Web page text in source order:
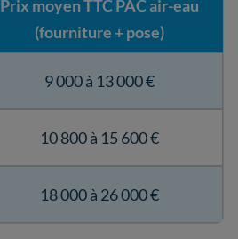
Prix moyen TTC PAC air-eau
(fourniture + pose)
9 000 à 13 000 €
10 800 à 15 600 €
18 000 à 26 000 €